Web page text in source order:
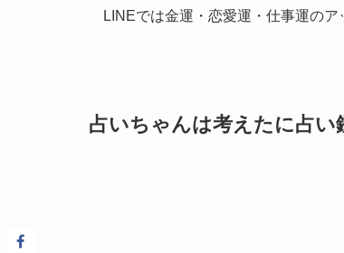
LINEでは金運・恋愛運・仕事運の
占いちゃんは考えたに占い